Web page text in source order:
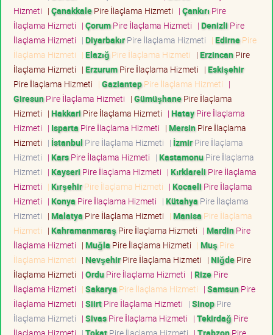
Hizmeti | ÇanakkalePire İlaçlama Hizmeti | Çankırı Pire
İlaçlama Hizmeti | ÇorumPire İlaçlama Hizmeti | Denizli Pire
İlaçlama Hizmeti | DiyarbakırPire İlaçlama Hizmeti | EdirnePire
İlaçlama Hizmeti | Elazığ Pire İlaçlama Hizmeti | ErzincanPire
İlaçlama Hizmeti | ErzurumPire İlaçlama Hizmeti | Eskişehir
Pire İlaçlama Hizmeti | GaziantepPire İlaçlama Hizmeti |
GiresunPire İlaçlama Hizmeti | GümüşhanePire İlaçlama
Hizmeti | Hakkari Pire İlaçlama Hizmeti | HatayPire İlaçlama
Hizmeti | Isparta Pire İlaçlama Hizmeti | MersinPire İlaçlama
Hizmeti | İstanbul Pire İlaçlama Hizmeti | İzmirPire İlaçlama
Hizmeti | KarsPire İlaçlama Hizmeti | KastamonuPire İlaçlama
Hizmeti | Kayseri Pire İlaçlama Hizmeti | Kırklareli Pire İlaçlama
Hizmeti | KırşehirPire İlaçlama Hizmeti | Kocaeli Pire İlaçlama
Hizmeti | Konya Pire İlaçlama Hizmeti | Kütahya Pire İlaçlama
Hizmeti | Malatya Pire İlaçlama Hizmeti | Manisa Pire İlaçlama
Hizmeti | Kahramanmaraş Pire İlaçlama Hizmeti | MardinPire
İlaçlama Hizmeti | Muğla Pire İlaçlama Hizmeti | Muş Pire
İlaçlama Hizmeti | NevşehirPire İlaçlama Hizmeti | NiğdePire
İlaçlama Hizmeti | OrduPire İlaçlama Hizmeti | RizePire
İlaçlama Hizmeti | Sakarya Pire İlaçlama Hizmeti | SamsunPire
İlaçlama Hizmeti | SiirtPire İlaçlama Hizmeti | SinopPire
İlaçlama Hizmeti | SivasPire İlaçlama Hizmeti | Tekirdağ Pire